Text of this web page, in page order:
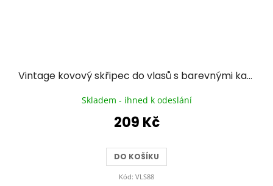
Vintage kovový skřipec do vlasů s barevnými kameny I.
Skladem - ihned k odeslání
209 Kč
DO KOŠÍKU
Kód: VLS88